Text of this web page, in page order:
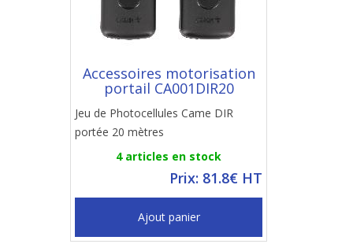
Accessoires motorisation
portail CA001DIR20
Jeu de Photocellules Came DIR
portée 20 mètres
4 articles en stock
Prix: 81.8€ HT
Ajout panier